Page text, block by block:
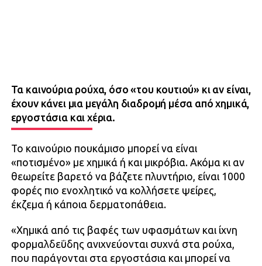
Τα καινούρια ρούχα, όσο «του κουτιού» κι αν είναι,
έχουν κάνει μια μεγάλη διαδρομή μέσα από χημικά,
εργοστάσια και χέρια.
Το καινούριο πουκάμισο μπορεί να είναι
«ποτισμένο» με χημικά ή και μικρόβια. Ακόμα κι αν
θεωρείτε βαρετό να βάζετε πλυντήριο, είναι 1000
φορές πιο ενοχλητικό να κολλήσετε ψείρες,
έκζεμα ή κάποια δερματοπάθεια.
«Χημικά από τις βαφές των υφασμάτων και ίχνη
φορμαλδεΰδης ανιχνεύονται συχνά στα ρούχα,
που παράγονται στα εργοστάσια και μπορεί να